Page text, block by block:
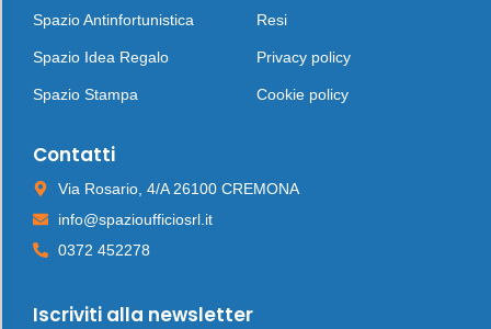
Spazio Antinfortunistica
Spazio Idea Regalo
Spazio Stampa
Resi
Privacy policy
Cookie policy
Contatti
Via Rosario, 4/A 26100 CREMONA
info@spazioufficiosrl.it
0372 452278
Iscriviti alla newsletter